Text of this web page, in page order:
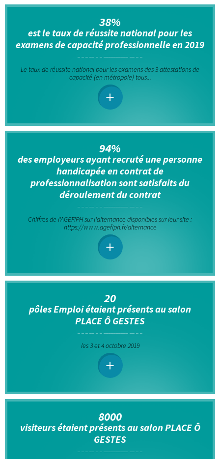
38%
est le taux de réussite national pour les
examens de capacité professionnelle en 2019
Le taux de réussite national pour les examens des 3 attestations de
capacité (en métropole) tous...
94%
des employeurs ayant recruté une personne
handicapée en contrat de
professionnalisation sont satisfaits du
déroulement du contrat
Chiffres de l'AGEFIPH sur l'alternance disponibles sur leur site :
https://www.agefiph.fr/alternance
20
pôles Emploi étaient présents au salon
PLACE Ô GESTES
les 3 et 4 octobre 2019
8000
visiteurs étaient présents au salon PLACE Ô
GESTES